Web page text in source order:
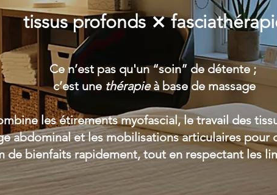
tissus profonds ⨯
Ce n’est pas qu'un “soin” de détente ;
c’est une thérapieà base de massage
les étirementsmyofascial, le travaildes
abdominal et les mobilisations articulaires pour
de bienfaits rapidement, tout en respectant les